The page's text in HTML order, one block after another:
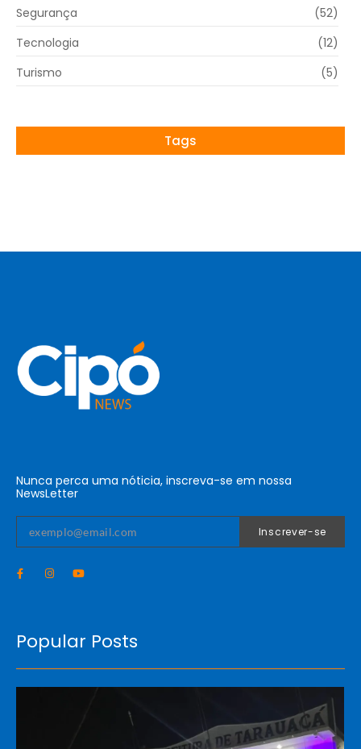
Segurança
(52)
Tecnologia
(12)
Turismo
(5)
Tags
Nunca perca uma nóticia, inscreva-se em nossa
NewsLetter
Inscrever-se
Popular Posts